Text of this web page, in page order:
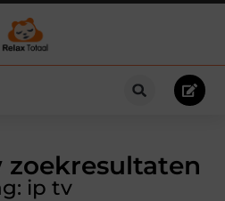
zoekresultaten
ip tv